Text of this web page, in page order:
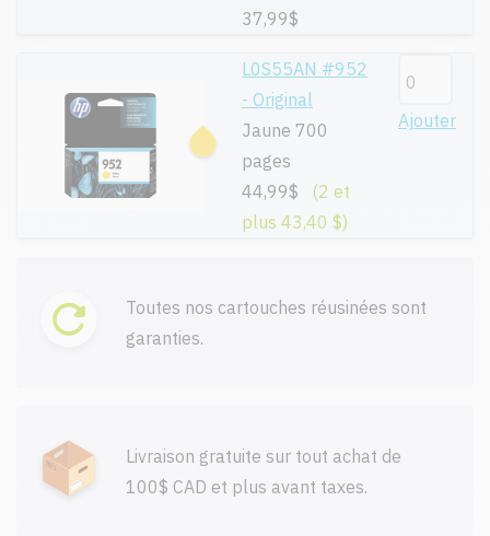
37,99$
L0S55AN #952
- Original
Jaune 700
pages
44,99$
(2 et
plus 43,40 $)
Ajouter
Toutes nos cartouches réusinées sont
garanties.
Livraison gratuite sur tout achat de
100$ CAD et plus avant taxes.